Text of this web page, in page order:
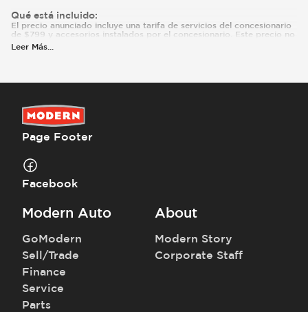
Qué está incluido:
El precio anunciado incluye una tarifa de servicios del concesionario
de $799 y accesorios instalados por el concesionario. Este precio no
incluye impuestos, placa, título ni tarifas de registro. El precio está
disponible para todos los consumidores y no depende de un tipo
El precio anunciado no incluye accesorios agregados por el
concesionario ni modificaciones.
Leer Más
Page Footer
Facebook
Modern Auto
GoModern
Sell/Trade
Finance
Service
Parts
About
Modern Story
Corporate Staff